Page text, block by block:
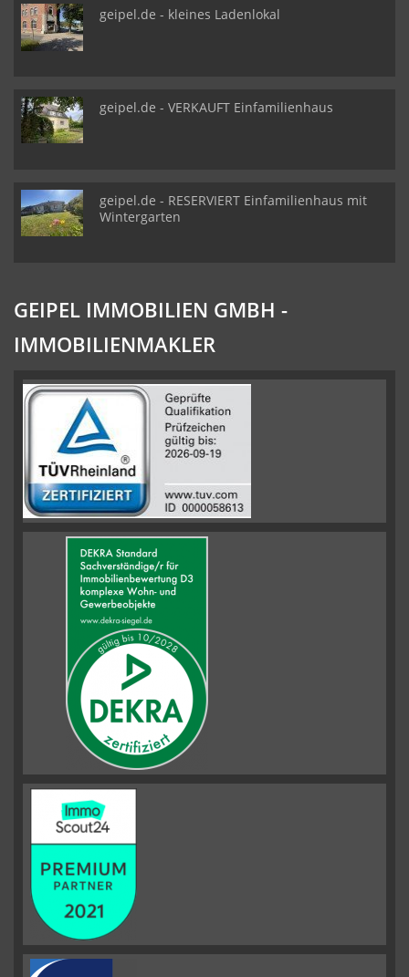
geipel.de - kleines Ladenlokal
geipel.de - VERKAUFT Einfamilienhaus
geipel.de - RESERVIERT Einfamilienhaus mit
Wintergarten
GEIPEL IMMOBILIEN GMBH -
IMMOBILIENMAKLER